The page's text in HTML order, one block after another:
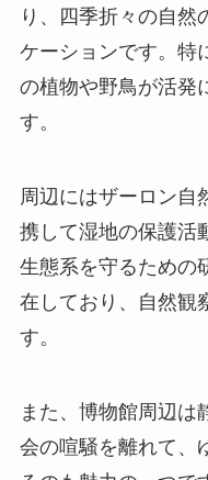
り、四季折々の自然
ケーションです。特
の植物や野鳥が活発
す。
周辺にはザーロン自
携して湿地の保護活
生態系を守るための
在しており、自然観
す。
また、博物館周辺は
会の喧騒を離れて、